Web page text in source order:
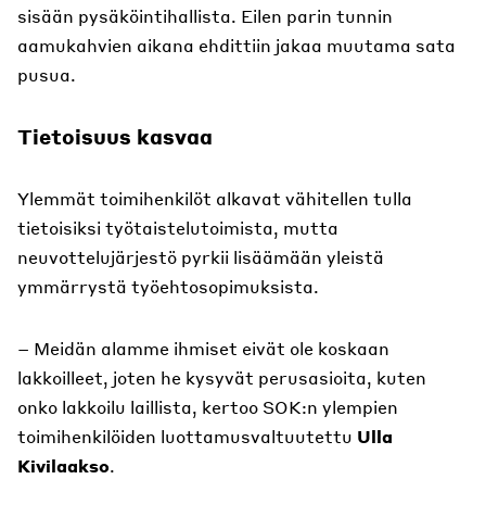
sisään pysäköintihallista. Eilen parin tunnin
aamukahvien aikana ehdittiin jakaa muutama sata
pusua.
Tietoisuus kasvaa
Ylemmät toimihenkilöt alkavat vähitellen tulla
tietoisiksi työtaistelutoimista, mutta
neuvottelujärjestö pyrkii lisäämään yleistä
ymmärrystä työehtosopimuksista.
– Meidän alamme ihmiset eivät ole koskaan
lakkoilleet, joten he kysyvät perusasioita, kuten
onko lakkoilu laillista, kertoo SOK:n ylempien
toimihenkilöiden luottamusvaltuutettu Ulla
Kivilaakso.